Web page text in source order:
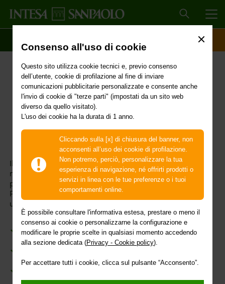
Consenso all'uso di cookie
Questo sito utilizza cookie tecnici e, previo consenso
dell’utente, cookie di profilazione al fine di inviare
comunicazioni pubblicitarie personalizzate e consente anche
l'invio di cookie di "terze parti" (impostati da un sito web
diverso da quello visitato).
L'uso dei cookie ha la durata di 1 anno.
Cliccando sulla [x] di chiusura del banner, non
acconsenti all’uso dei cookie di profilazione.
Non potremo, perciò, personalizzare la tua
esperienza di navigazione, né offrirti prodotti o
servizi in linea con le tue preferenze o i tuoi
comportamenti online.
È possibile consultare l'informativa estesa, prestare o meno il
consenso ai cookie o personalizzarne la configurazione e
modificare le proprie scelte in qualsiasi momento accedendo
alla sezione dedicata (Privacy - Cookie policy).
Per accettare tutti i cookie, clicca sul pulsante “Acconsento”.
Modello F24
Modello F24: pagalo comodamente
con i canali telematici
Il 16/06/2025 scade il termine per compilare e inviare il
modello F24, necessario per pagare tributi, contributi e
premi, compensando il versamento con eventuali crediti.
Per farlo in modo più comodo e rapido ti consigliamo di
usare i canali telematici
Eviti le code allo sportello
Puoi programmare in anticipo il pagamento